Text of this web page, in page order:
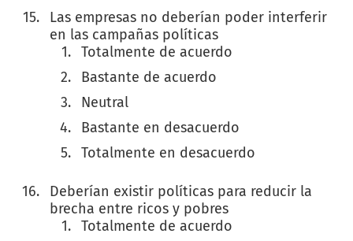
Las empresas no deberían poder interferir
en las campañas políticas
Totalmente de acuerdo
Bastante de acuerdo
Neutral
Bastante en desacuerdo
Totalmente en desacuerdo
Deberían existir políticas para reducir la
brecha entre ricos y pobres
Totalmente de acuerdo